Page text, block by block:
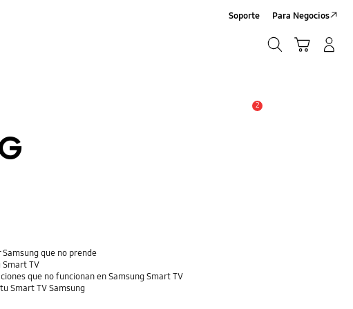
Soporte Para Negocios
2
que no prende
Smart TV
que no funcionan en Samsung Smart TV
Smart TV Samsung